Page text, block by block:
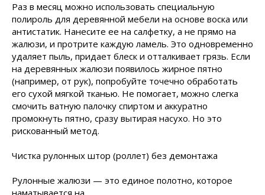
Раз в месяц можно использовать специальную
полироль для деревянной мебели на основе воска или
антистатик. Нанесите ее на салфетку, а не прямо на
жалюзи, и протрите каждую ламель. Это одновременно
удаляет пыль, придает блеск и отталкивает грязь. Если
на деревянных жалюзи появилось жирное пятно
(например, от рук), попробуйте точечно обработать
его сухой мягкой тканью. Не помогает, можно слегка
смочить ватную палочку спиртом и аккуратно
промокнуть пятно, сразу вытирая насухо. Но это
рискованный метод.
Чистка рулонных штор (роллет) без демонтажа
Рулонные жалюзи — это единое полотно, которое
наматывается на